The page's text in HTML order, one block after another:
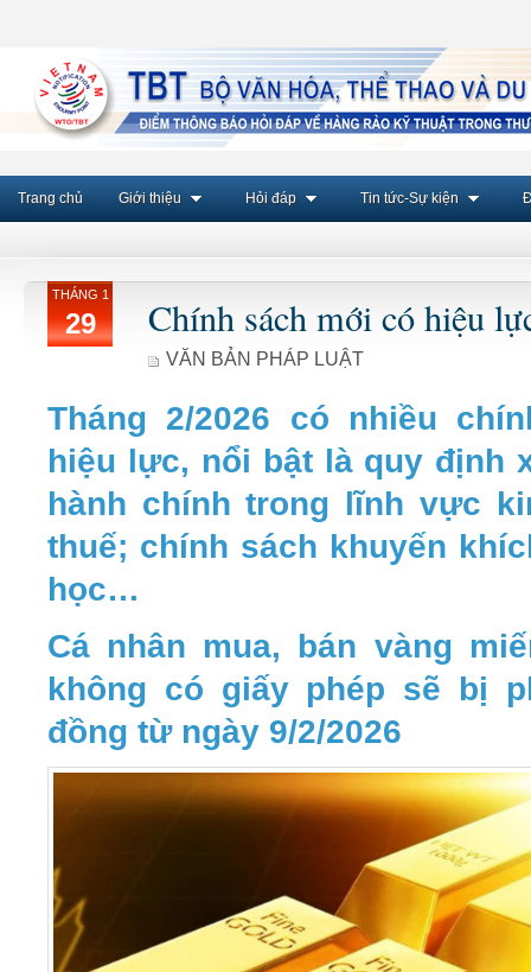
Trang chủ Giới thiệu Hỏi đáp Tin tức-Sự kiện
THÁNG 1
29 Chính sách mới có hiệu
VĂN BẢN PHÁP LUẬT
Tháng 2/2026 có nhiều
hiệu lực, nổi bật là quy định
hành chính trong lĩnh vực
thuế; chính sách khuyến
học…
Cá nhân mua, bán vàng
không có giấy phép sẽ bị
đồng từ ngày 9/2/2026